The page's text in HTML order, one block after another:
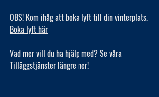
OBS! Kom ihåg att boka lyft till din vinterplats.
Boka lyft här
Vad mer vill du ha hjälp med? Se våra
Tilläggstjänster längre ner!